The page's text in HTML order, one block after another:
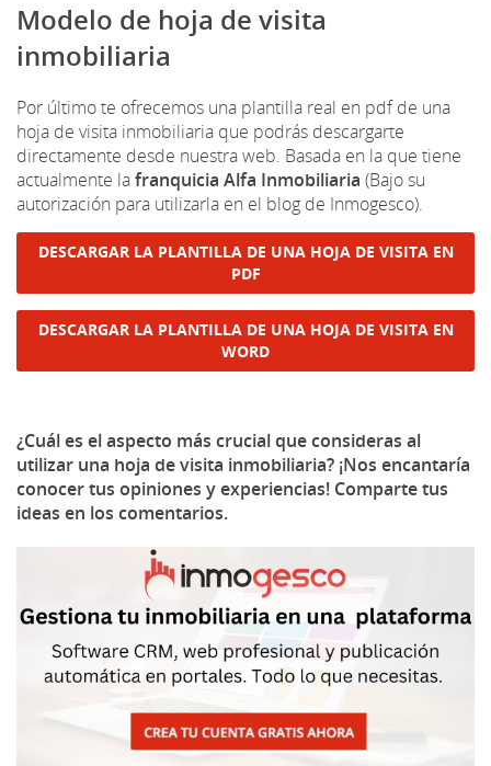
Modelo de hoja de visita
inmobiliaria
Por último te ofrecemos una plantilla real en pdf de una
hoja de visita inmobiliaria que podrás descargarte
directamente desde nuestra web. Basada en la que tiene
actualmente lafranquicia Alfa Inmobiliaria (Bajo su
autorización para utilizarla en el blog de Inmogesco).
DESCARGAR LA PLANTILLA DE UNA HOJA DE VISITA EN
PDF
DESCARGAR LA PLANTILLA DE UNA HOJA DE VISITA EN
WORD
¿Cuál es el aspecto más crucial que consideras al
utilizar una hoja de visita inmobiliaria? ¡Nos encantaría
conocer tus opiniones y experiencias! Comparte tus
ideas en los comentarios.